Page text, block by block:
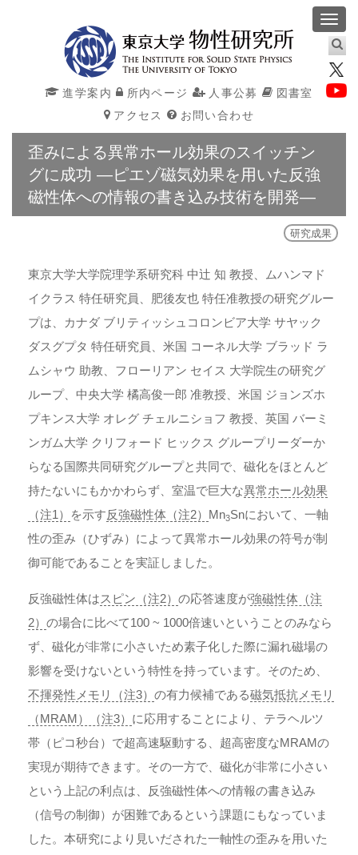
進学案内 所内ページ 人事公募
図書室
アクセス
お問い合わせ
歪みによる異常ホール効果のスイッチン
グに成功 ―ピエゾ磁気効果を用いた反強
磁性体への情報の書き込み技術を開発―
研究成果
東京大学大学院理学系研究科 中辻 知 教授、ムハンマド
イクラス 特任研究員、肥後友也 特任准教授の研究グルー
プは、カナダ ブリティッシュコロンビア大学 サヤック
ダスグプタ 特任研究員、米国 コーネル大学 ブラッド ラ
ムシャウ 助教、フローリアン セイス 大学院生の研究グ
ループ、中央大学 橘高俊一郎 准教授、米国 ジョンズホ
プキンス大学 オレグ チェルニショフ 教授、英国 バーミ
ンガム大学 クリフォード ヒックス グループリーダーか
らなる国際共同研究グループと共同で、磁化をほとんど
持たないにもかかわらず、室温で巨大な異常ホール効果
（注1）
を示す反強磁性体（注2） Mn3Snにおいて、一軸
性の歪み（ひずみ）によって異常ホール効果の符号が制
御可能であることを実証しました。
反強磁性体はスピン（注2） の応答速度が強磁性体（注
2） の場合に比べて100 ~ 1000倍速いということのみなら
ず、磁化が非常に小さいため素子化した際に漏れ磁場の
影響を受けないという特性を持っています。そのため、
不揮発性メモリ（注3） の有力候補である磁気抵抗メモリ
（MRAM）（注3） に応用することにより、テラヘルツ
帯（ピコ秒台）で超高速駆動する、超高密度なMRAMの
実現が期待できます。その一方で、磁化が非常に小さい
という上記の利点は、反強磁性体への情報の書き込み
（信号の制御）が困難であるという課題にもなっていま
した。本研究により見いだされた一軸性の歪みを用いた